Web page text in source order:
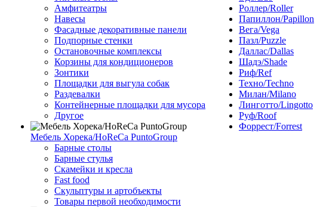
Амфитеатры
Навесы
Фасадные декоративные панели
Подпорные стенки
Остановочные комплексы
Корзины для кондиционеров
Зонтики
Площадки для выгула собак
Раздевалки
Контейнерные площадки для мусора
Другое
Мебель Хорека/HoReCa PuntoGroup
Барные столы
Барные стулья
Скамейки и кресла
Fast food
Скульптуры и артобъекты
Товары первой необходимости
Роллер/Roller
Папиллон/Papillon
Вега/Vega
Пазл/Puzzle
Даллас/Dallas
Шадэ/Shade
Риф/Ref
Техно/Techno
Милан/Milano
Линготто/Lingotto
Руф/Roof
Форрест/Forrest